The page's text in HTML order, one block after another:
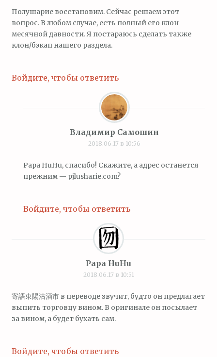
Полушарие восстановим. Сейчас решаем этот
вопрос. В любом случае, есть полный его клон
месячной давности. Я постараюсь сделать также
клон/бэкап нашего раздела.
Войдите, чтобы ответить
Владимир Самошин
2018.06.17 в 10:56
Papa HuHu, спасибо! Скажите, а адрес останется
прежним — pjlusharie.com?
Войдите, чтобы ответить
Papa HuHu
2018.06.17 в 10:51
寄語東陽沽酒市 в переводе звучит, будто он предлагает
выпить торговцу вином. В оригинале он посылает
за вином, а будет бухать сам.
Войдите, чтобы ответить